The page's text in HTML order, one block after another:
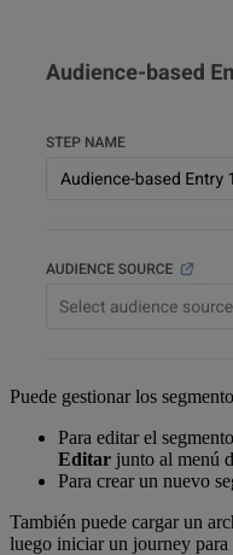
Puede gestionar los
Para editar el
Editar junto al menú
Para crear un nuevo
También puede cargar un
luego iniciar un journey para